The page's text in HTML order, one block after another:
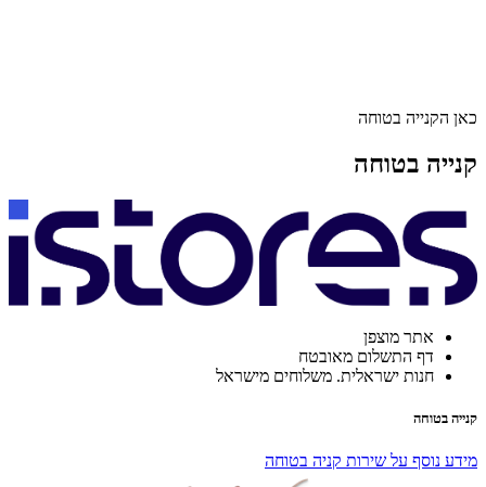
כאן הקנייה בטוחה
קנייה בטוחה
אתר מוצפן
דף התשלום מאובטח
חנות ישראלית. משלוחים מישראל
קנייה בטוחה
מידע נוסף על שירות קניה בטוחה